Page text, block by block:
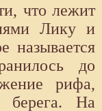
что лежит
Лику и
называется
до
рифа,
берега. На